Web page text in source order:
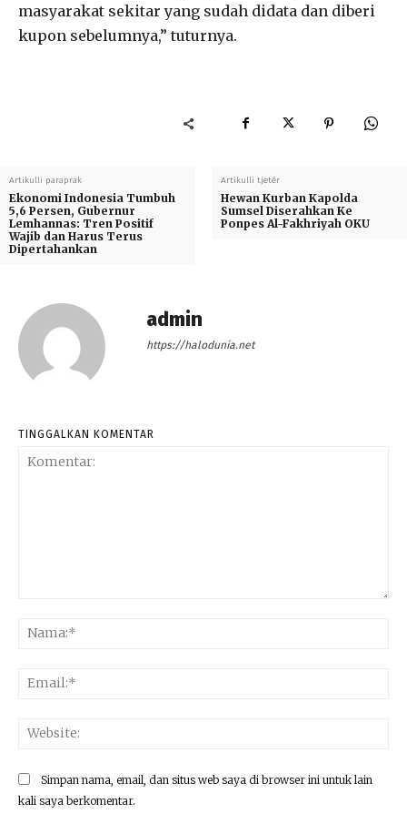
masyarakat sekitar yang sudah didata dan diberi
kupon sebelumnya,” tuturnya.
Artikulli paraprak
Ekonomi Indonesia Tumbuh
5,6 Persen, Gubernur
Lemhannas: Tren Positif
Wajib dan Harus Terus
Dipertahankan
Artikulli tjetër
Hewan Kurban Kapolda
Sumsel Diserahkan Ke
Ponpes Al-Fakhriyah OKU
admin
https://halodunia.net
TINGGALKAN KOMENTAR
Simpan nama, email, dan situs web saya di browser ini untuk lain
kali saya berkomentar.